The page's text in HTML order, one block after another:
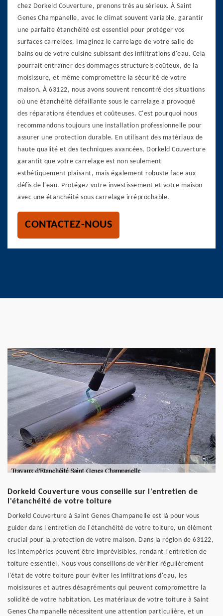
chez Dorkeld Couverture, prenons très au sérieux. À Saint
Genes Champanelle, avec le climat souvent variable, garantir
une parfaite étanchéité est essentiel pour protéger vos
surfaces carrelées. Imaginez le carrelage de votre salle de
bains ou de votre cuisine subissant des infiltrations d'eau. Cela
pourrait entraîner des dommages structurels coûteux, de la
moisissure, et même compromettre la sécurité de votre
maison. À 63122, nous avons souvent rencontré des situations
où une étanchéité défaillante sous le carrelage a provoqué
des réparations étendues et coûteuses. C'est pourquoi nous
recommandons toujours une installation professionnelle pour
assurer une protection durable. En utilisant des matériaux de
haute qualité et des techniques avancées, Dorkeld Couverture
garantit que votre carrelage est non seulement
esthétiquement plaisant, mais également robuste face aux
défis de l'eau. Protégez votre investissement et votre maison
avec une étanchéité sous carrelage irréprochable.
CONTACTEZ-NOUS
Dorkeld Couverture vous conseille sur l'entretien de
l'étanchéité de votre toiture
Dorkeld Couverture à Saint Genes Champanelle est là pour vous
guider dans l'entretien de l'étanchéité de votre toiture, un élément
crucial pour la protection de votre maison. Dans la région de 63122,
les intempéries peuvent être imprévisibles, rendant l'entretien de
toiture essentiel. Nous vous conseillons de vérifier régulièrement
l'état de votre toiture pour éviter les infiltrations d'eau, les
moisissures et autres désagréments qui peuvent compromettre la
solidité de votre habitation. Les matériaux de votre toiture à Saint
Genes Champanelle nécessitent une attention particulière, et un